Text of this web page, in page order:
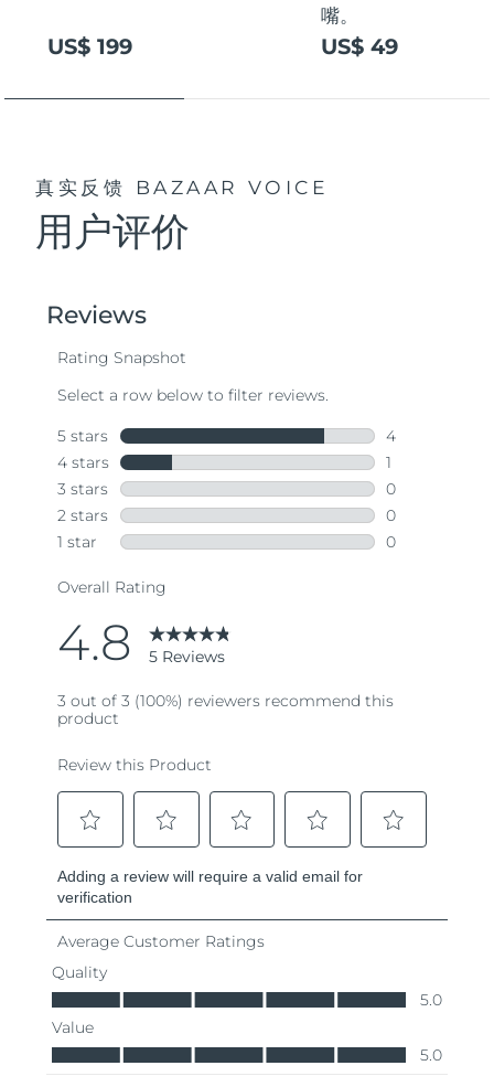
US$ 199
嘴。
US$ 49
真实反馈 BAZAAR VOICE
用户评价